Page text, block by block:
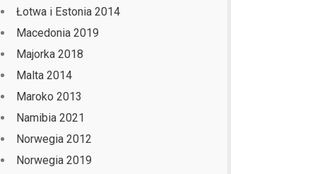
Łotwa i Estonia 2014
Macedonia 2019
Majorka 2018
Malta 2014
Maroko 2013
Namibia 2021
Norwegia 2012
Norwegia 2019